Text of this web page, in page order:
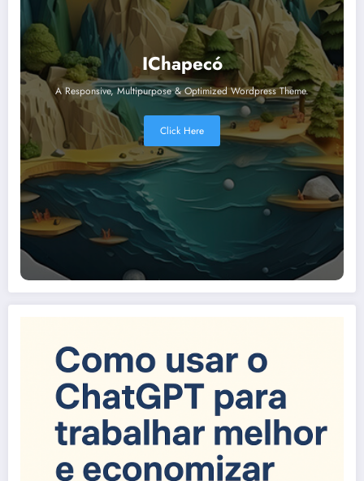
IChapecó
A Responsive, Multipurpose & Optimized Wordpress Theme.
Click Here